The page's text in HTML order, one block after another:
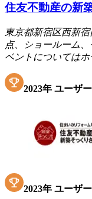
住友不動産の新
東京都新宿区西新
点、ショールーム
ベントについてはホ
2023年 ユーザ
2023年 ユーザ